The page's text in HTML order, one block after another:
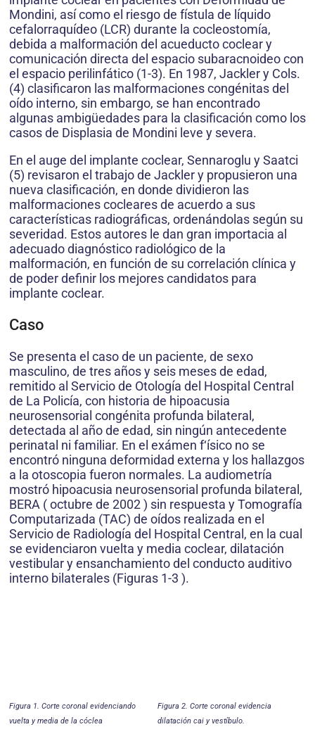
Mondini, así como el riesgo de fístula de líquido
cefalorraquídeo (LCR) durante la cocleostomía,
debida a malformación del acueducto coclear y
comunicación directa del espacio subaracnoideo con
el espacio perilinfático (1-3). En 1987, Jackler y Cols.
(4) clasificaron las malformaciones congénitas del
oído interno, sin embargo, se han encontrado
algunas ambigüedades para la clasificación como los
casos de Displasia de Mondini leve y severa.
En el auge del implante coclear, Sennaroglu y Saatci
(5) revisaron el trabajo de Jackler y propusieron una
nueva clasificación, en donde dividieron las
malformaciones cocleares de acuerdo a sus
características radiográficas, ordenándolas según su
severidad. Estos autores le dan gran importacia al
adecuado diagnóstico radiológico de la
malformación, en función de su correlación clínica y
de poder definir los mejores candidatos para
implante coclear.
Caso
Se presenta el caso de un paciente, de sexo
masculino, de tres años y seis meses de edad,
remitido al Servicio de Otología del Hospital Central
de La Policía, con historia de hipoacusia
neurosensorial congénita profunda bilateral,
detectada al año de edad, sin ningún antecedente
perinatal ni familiar. En el exámen f‘ísico no se
encontró ninguna deformidad externa y los hallazgos
a la otoscopia fueron normales. La audiometría
mostró hipoacusia neurosensorial profunda bilateral,
BERA ( octubre de 2002 ) sin respuesta y Tomografía
Computarizada (TAC) de oídos realizada en el
Servicio de Radiología del Hospital Central, en la cual
se evidenciaron vuelta y media coclear, dilatación
vestibular y ensanchamiento del conducto auditivo
interno bilaterales (Figuras 1-3 ).
Figura 1. Corte coronal evidenciando
vuelta y media de la cóclea
Figura 2. Corte coronal evidencia
dilatación cai y vestíbulo.